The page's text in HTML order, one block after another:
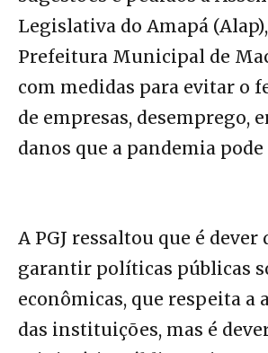
Legislativa do Amapá (Alap),
Prefeitura Municipal de
com medidas para evitar o
de empresas, desemprego,
danos que a pandemia pode
A PGJ ressaltou que é dever
garantir políticas públicas
econômicas, que respeita a
das instituições, mas é